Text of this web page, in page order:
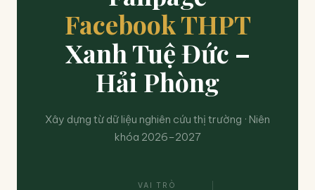
Facebook THPT
Xanh Tuệ Đức –
Hải Phòng
Xây dựng từ dữ liệu nghiên cứu thị trường · Niên
khóa 2026–2027
VAI TRÒ